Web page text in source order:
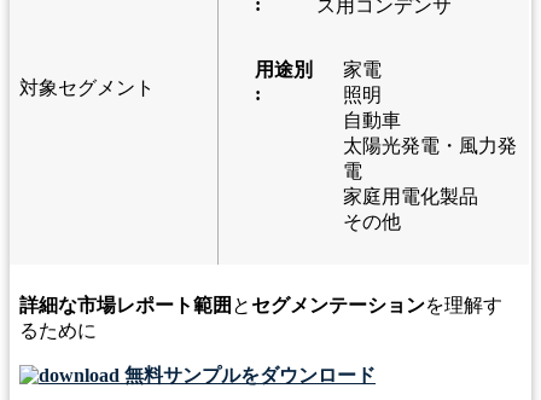
対象セグメント
:
ス用コンデンサ
用途別
:
家電
照明
自動車
太陽光発電・風力発
電
家庭用電化製品
その他
詳細な市場レポート範囲 と セグメンテーションを理解す
るために
無料サンプルをダウンロード